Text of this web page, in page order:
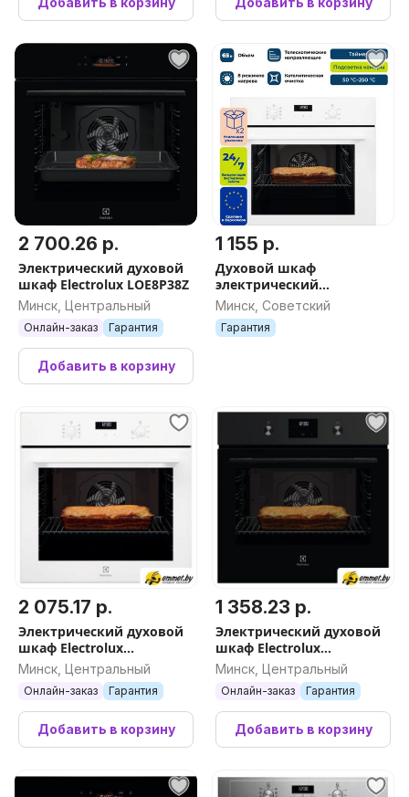
2 700.26 р.
Электрический духовой
шкаф Electrolux LOE8P38Z
Минск, Центральный
Онлайн-заказ Гарантия
Добавить в корзину
1 155 р.
Духовой шкаф
электрический
встраиваемый
ELECTROLUX EOF5F50BV
Минск, Советский
Гарантия
2 075.17 р.
Электрический духовой
шкаф Electrolux
SurroundCook 600
EOF5F50V
Минск, Центральный
Онлайн-заказ Гарантия
Добавить в корзину
1 358.23 р.
Электрический духовой
шкаф Electrolux
SurroundCook 600
KOFGF70TH
Минск, Центральный
Онлайн-заказ Гарантия
Добавить в корзину